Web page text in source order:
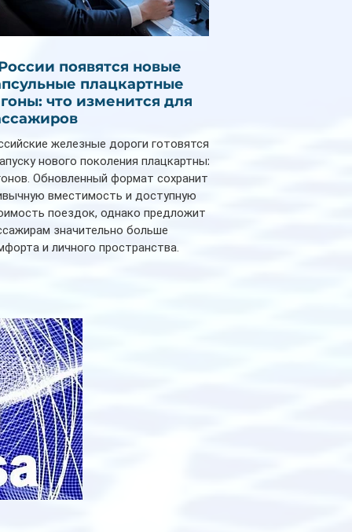
появятся новые
плацкартные
что изменится для
железные дороги готовятся
нового поколения плацкартных
Обновленный формат сохранит
вместимость и доступную
поездок, однако предложит
значительно больше
и личного пространства.
шторки у каждого
места. Они позволят
закрыть свою полку во
сна или отдыха, создав ощуще